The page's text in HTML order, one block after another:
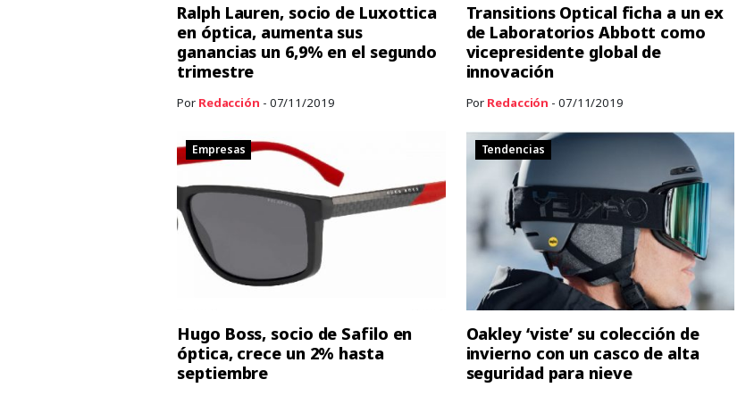
Ralph Lauren, socio de Luxottica
en óptica, aumenta sus
ganancias un 6,9% en el segundo
trimestre
Por Redacción - 07/11/2019
Transitions Optical ficha a un ex
de Laboratorios Abbott como
vicepresidente global de
innovación
Por Redacción - 07/11/2019
Empresas
Hugo Boss, socio de Safilo en
óptica, crece un 2% hasta
septiembre
Tendencias
Oakley ‘viste’ su colección de
invierno con un casco de alta
seguridad para nieve